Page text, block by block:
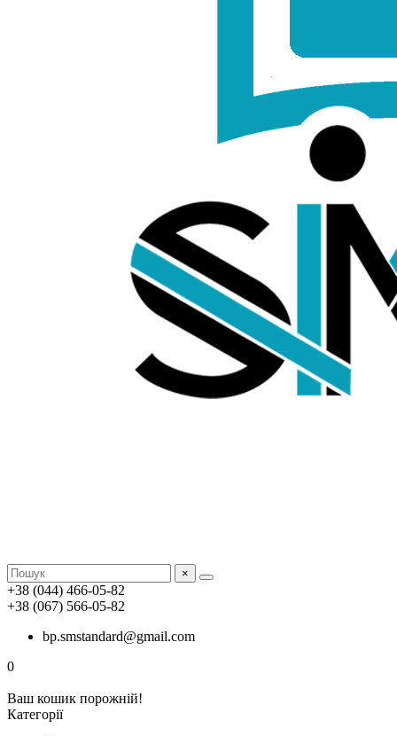
×
+38 (044) 466-05-82
+38 (067) 566-05-82
bp.smstandard@gmail.com
0
Ваш кошик порожній!
Категорії